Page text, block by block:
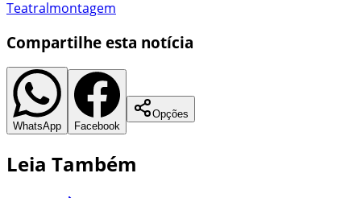
Teatralmontagem
Compartilhe esta notícia
WhatsApp Facebook
Opções
Leia Também